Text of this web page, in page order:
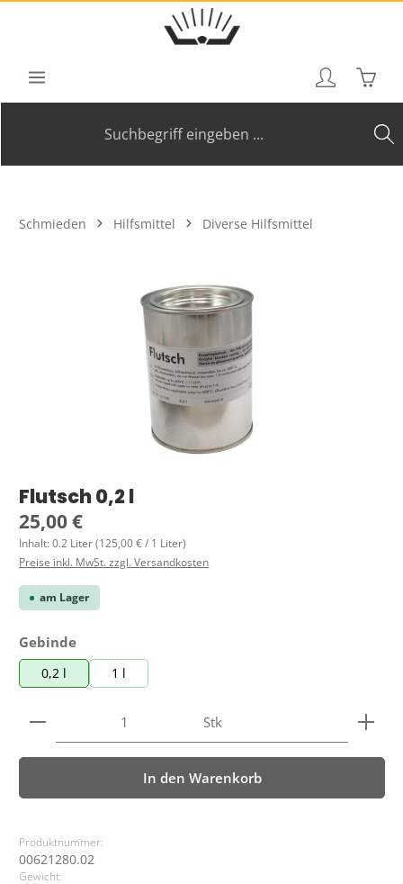
Zum Hauptinhalt springen
Schmieden Hilfsmittel Diverse Hilfsmittel
Flutsch 0,2 l
Regulärer Preis:
25,00 €
Inhalt:0.2 Liter(125,00 € / 1 Liter)
Preise inkl. MwSt. zzgl. Versandkosten
am Lager
Gebindeauswählen
0,2 l 1 l
Produkt Anzahl: Gib den gewünschten Wert ein
Stk
In den Warenkorb
Produktnummer:
00621280.02
Gewicht: